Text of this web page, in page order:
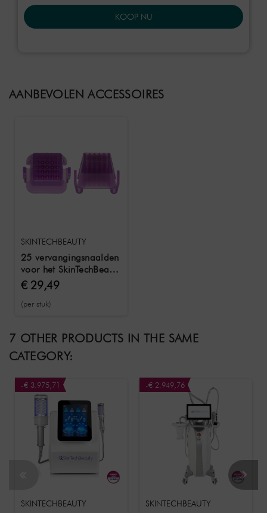
KOOP NU
AANBEVOLEN ACCESSOIRES
SKINTECHBEAUTY
25 vervangingsnaalden
voor het SkinTechBeauty
3 in 1 plasma
apparaat
€ 29,49
(per stuk)
7 OTHER PRODUCTS IN THE SAME
CATEGORY:
-€ 3.975,71
SKINTECHBEAUTY
-€ 2.949,76
SKINTECHBEAUTY